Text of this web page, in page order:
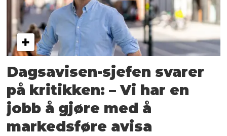
Dagsavisen-sjefen svarer
på kritikken: – Vi har en
jobb å gjøre med å
markedsføre avisa